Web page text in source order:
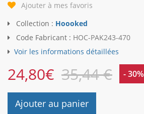
Ajouter à mes favoris
Collection : Hoooked
Code Fabricant : HOC-PAK243-470
Voir les informations détaillées
24,80€ 35,44 € - 30%
Ajouter au panier